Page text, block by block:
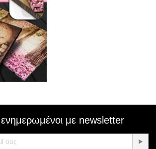
ενημερωμένοι με newsletter